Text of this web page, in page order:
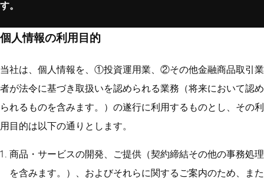
す。
個人情報の利用目的
当社は、個人情報を、①投資運用業、②その他金融商品取引業
者が法令に基づき取扱いを認められる業務（将来において認め
られるものを含みます。）の遂行に利用するものとし、その利
用目的は以下の通りとします。
商品・サービスの開発、ご提供（契約締結その他の事務処理
を含みます。）、およびそれらに関するご案内のため、また